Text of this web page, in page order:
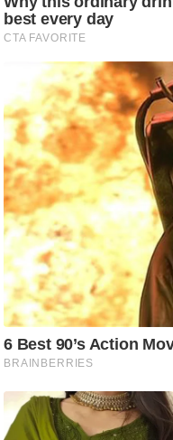
फि
ट
मं
त्रा
रि
ले
श
न
शि
प
रा
ज
नी
वि
श्ले